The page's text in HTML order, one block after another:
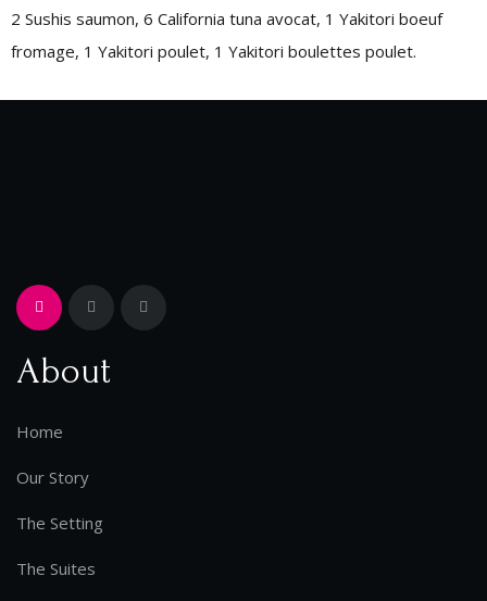
2 Sushis saumon, 6 California tuna avocat, 1 Yakitori boeuf
fromage, 1 Yakitori poulet, 1 Yakitori boulettes poulet.
About
Home
Our Story
The Setting
The Suites